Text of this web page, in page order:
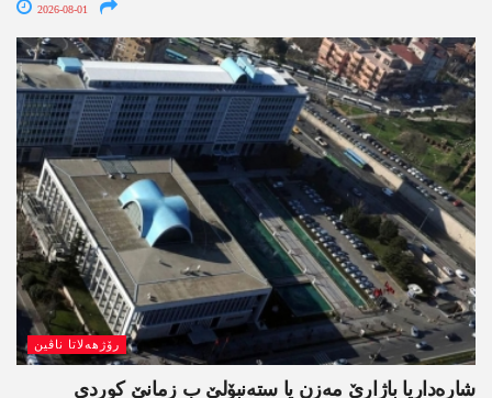
2026-08-01
رۆژھەلاتا ناڤین
شارەداریا باژارێ مەزن یا ستەنبۆلێ ب زمانێ کوردی